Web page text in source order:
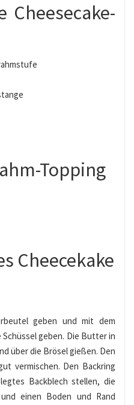
Cheesecake-
Topping
Cheecekake
geben und mit dem
geben. Die Butter in
über die Brösel gießen. Den
vermischen. Den Backring
Backblech stellen, die
einen Boden und Rand